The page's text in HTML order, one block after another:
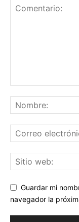
Guardar mi
navegador la